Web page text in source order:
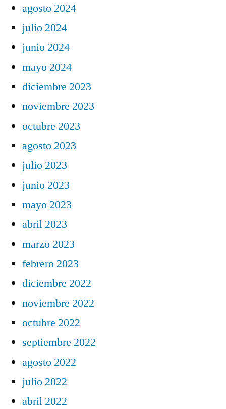
agosto 2024
julio 2024
junio 2024
mayo 2024
diciembre 2023
noviembre 2023
octubre 2023
agosto 2023
julio 2023
junio 2023
mayo 2023
abril 2023
marzo 2023
febrero 2023
diciembre 2022
noviembre 2022
octubre 2022
septiembre 2022
agosto 2022
julio 2022
abril 2022